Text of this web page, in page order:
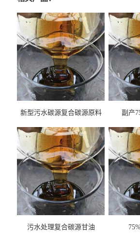
新型污水碳源复合碳源原料
副产
污水处理复合碳源甘油